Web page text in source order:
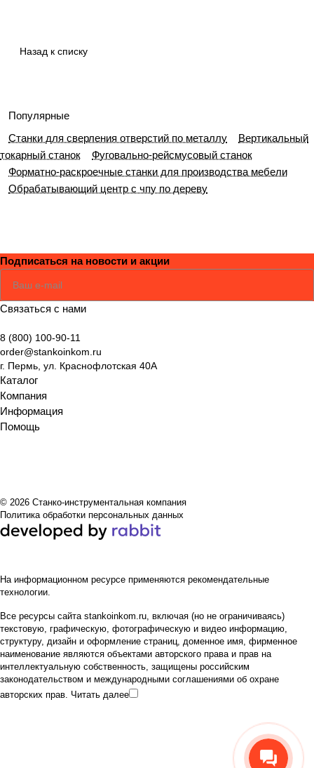
Назад к списку
Популярные
Станки для сверления отверстий по металлу
Вертикальный
токарный станок
Фуговально-рейсмусовый станок
Форматно-раскроечные станки для производства мебели
Обрабатывающий центр с чпу по дереву
Подписаться на новости и акции
Связаться с нами
8 (800) 100-90-11
order@stankoinkom.ru
г. Пермь, ул. Краснофлотская 40А
Каталог
Компания
Информация
Помощь
© 2026 Станко-инструментальная компания
Политика обработки персональных данных
На информационном ресурсе применяются рекомендательные
технологии.
Все ресурсы сайта stankoinkom.ru, включая (но не ограничиваясь)
текстовую, графическую, фотографическую и видео информацию,
структуру, дизайн и оформление страниц, доменное имя, фирменное
наименование являются объектами авторского права и прав на
интеллектуальную собственность, защищены российским
законодательством и международными соглашениями об охране
авторских прав. Читать далее